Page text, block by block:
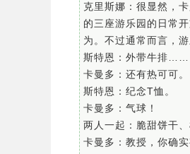
克里斯娜：很显然，
的三座游乐园的日常
为。不过通常而言，
斯特恩：外带牛排……
卡曼多：还有热可可。
斯特恩：纪念T恤。
卡曼多：气球！
两人一起：脆甜饼干
卡曼多：教授，你确实